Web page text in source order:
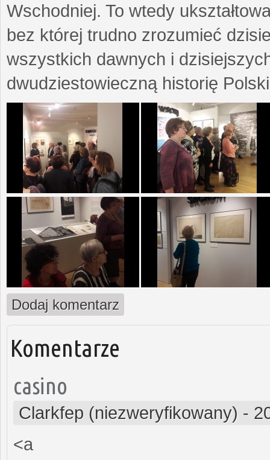
Wschodniej. To wtedy
bez której trudno zrozumieć
wszystkich dawnych i
dwudziestowieczną historię
Dodaj komentarz
Komentarze
casino
Clarkfep (niezweryfikowany) -
<a